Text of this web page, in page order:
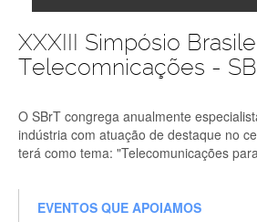
XXXIII Simpósio
Telecomnicações -
O SBrT congrega anualmente
indústria com atuação de destaque no
terá como tema: "Telecomunicações
EVENTOS QUE APOIAMOS